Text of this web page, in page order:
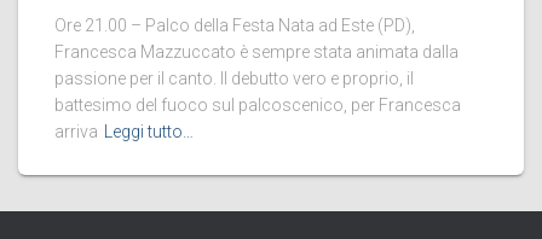
Ore 21.00 – Palco della Festa Nata ad Este (PD),
Francesca Mazzuccato è sempre stata animata dalla
passione per il canto. Il debutto vero e proprio, il
battesimo del fuoco sul palcoscenico, per Francesca
arriva Leggi tutto…